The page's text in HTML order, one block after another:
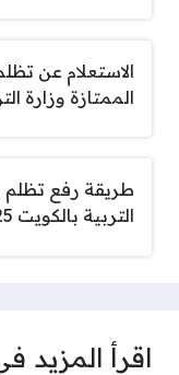
الاستعلام عن
الممتازة وزارة
طريقة رفع تظلم
التربية بالكويت 2025
اقرأ المزيد